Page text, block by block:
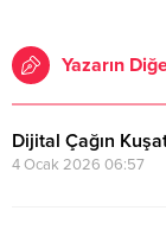
Yazarın
Dijital Çağın
4 Ocak 2026 06:57